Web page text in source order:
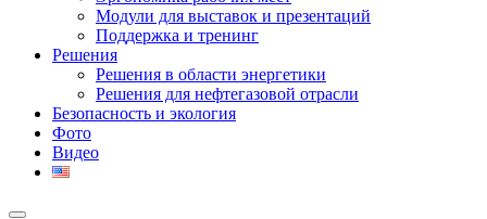
Модули для выставок и презентаций
Поддержка и тренинг
Решения
Решения в области энергетики
Решения для нефтегазовой отрасли
Безопасность и экология
Фото
Видео